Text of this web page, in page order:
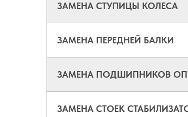
ЗАМЕНА СТУПИЦЫ КОЛЕСА
ЗАМЕНА ПЕРЕДНЕЙ БАЛКИ
ЗАМЕНА ПОДШИПНИКОВ
ЗАМЕНА СТОЕК